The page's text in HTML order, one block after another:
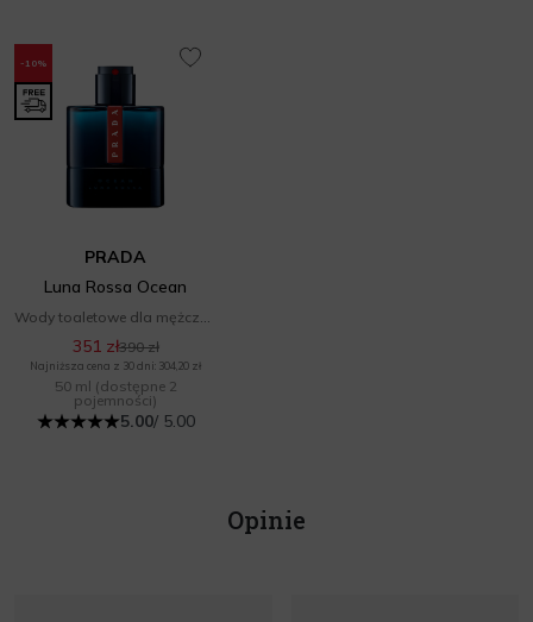
-10%
PRADA
Luna Rossa Ocean
351 zł390 zł
Najniższa cena z 30 dni: 304,20 zł
50 ml (dostępne 2
pojemności)
5.00/ 5.00
Opinie